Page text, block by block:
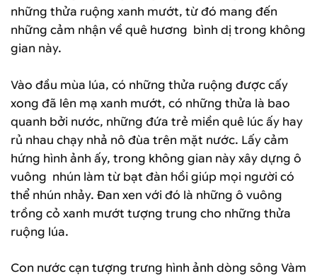
những thửa ruộng xanh mướt, từ đó mang đến
những cảm nhận về quê hương bình dị trong không
gian này.
Vào đầu mùa lúa, có những thửa ruộng được cấy
xong đã lên mạ xanh mướt, có những thửa là bao
quanh bởi nước, những đứa trẻ miền quê lúc ấy hay
rủ nhau chạy nhả nô đùa trên mặt nước. Lấy cảm
hứng hình ảnh ấy, trong không gian này xây dựng ô
vuông nhún làm từ bạt đàn hồi giúp mọi người có
thể nhún nhảy. Đan xen với đó là những ô vuông
trồng cỏ xanh mướt tượng trung cho những thửa
ruộng lúa.
Con nước cạn tượng trưng hình ảnh dòng sông Vàm